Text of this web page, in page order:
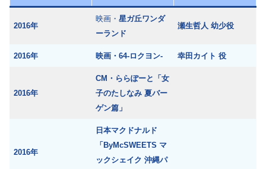
2016年
映画・星ガ丘ワンダ
ーランド
瀬生哲人 幼少役
2016年 映画・64-ロクヨン- 幸田カイト 役
2016年
CM・ららぽーと「女
子のたしなみ 夏バー
ゲン篇」
2016年
日本マクドナルド
「ByMcSWEETS マ
ックシェイク 沖縄パ